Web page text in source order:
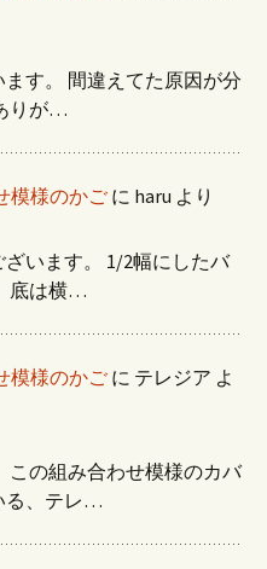
す。 間違えてた原因が分
りが…
模様のかご に haru より
います。 1/2幅にしたバ
底は横…
模様のかご に テレジア よ
この組み合わせ模様のカバ
る、テレ…